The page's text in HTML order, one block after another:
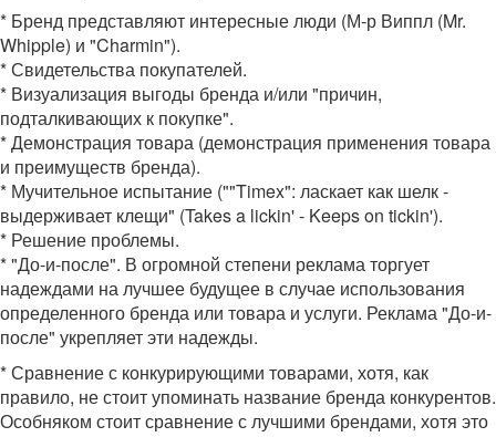
* Бренд представляют интересные люди (М-р Виппл (Mr.
Whipple) и "Charmin").
* Свидетельства покупателей.
* Визуализация выгоды бренда и/или "причин,
подталкивающих к покупке".
* Демонстрация товара (демонстрация применения товара
и преимуществ бренда).
* Мучительное испытание (""Timex": ласкает как шелк -
выдерживает клещи" (Takes a lickin' - Keeps on tickin').
* Решение проблемы.
* "До-и-после". В огромной степени реклама торгует
надеждами на лучшее будущее в случае использования
определенного бренда или товара и услуги. Реклама "До-и-
после" укрепляет эти надежды.
* Сравнение с конкурирующими товарами, хотя, как
правило, не стоит упоминать название бренда конкурентов.
Особняком стоит сравнение с лучшими брендами, хотя это